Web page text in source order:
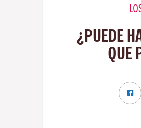
¿PUEDE
QUE